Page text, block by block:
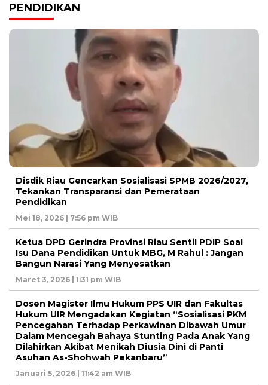
PENDIDIKAN
Disdik Riau Gencarkan Sosialisasi SPMB 2026/2027,
Tekankan Transparansi dan Pemerataan
Pendidikan
Mei 18, 2026 | 7:56 pm WIB
Ketua DPD Gerindra Provinsi Riau Sentil PDIP Soal
Isu Dana Pendidikan Untuk MBG, M Rahul : Jangan
Bangun Narasi Yang Menyesatkan
Maret 3, 2026 | 1:31 pm WIB
Dosen Magister Ilmu Hukum PPS UIR dan Fakultas
Hukum UIR Mengadakan Kegiatan “Sosialisasi PKM
Pencegahan Terhadap Perkawinan Dibawah Umur
Dalam Mencegah Bahaya Stunting Pada Anak Yang
Dilahirkan Akibat Menikah Diusia Dini di Panti
Asuhan As-Shohwah Pekanbaru”
Januari 5, 2026 | 11:42 am WIB